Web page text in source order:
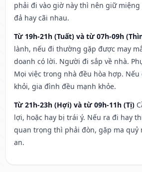
phải đi vào giờ này thì nên giữ miệng
đả hay cãi nhau.
Từ 19h-21h (Tuất) và từ 07h-09h
lành, nếu đi thường gặp được may
doanh có lời. Người đi sắp về nhà.
Mọi việc trong nhà đều hòa hợp.
khỏi, gia đình đều mạnh khỏe.
Từ 21h-23h (Hợi) và từ 09h-11h (Tị)
lợi, hoặc hay bị trái ý. Nếu ra đi hay
quan trọng thì phải đòn, gặp ma quỷ
an.